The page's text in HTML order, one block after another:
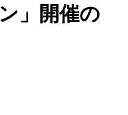
」開催の